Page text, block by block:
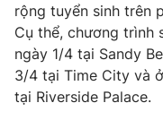
Thế giới đó đây
Câu chuyện quốc tế
Tài chính
Thị trường
Góc doanh nghiệp
Dữ liệu và đời sống
Truyền hình
rộng tuyển sinh trên
Cụ thể, chương trình
ngày 1/4 tại Sandy
3/4 tại Time City và
tại Riverside Palace.